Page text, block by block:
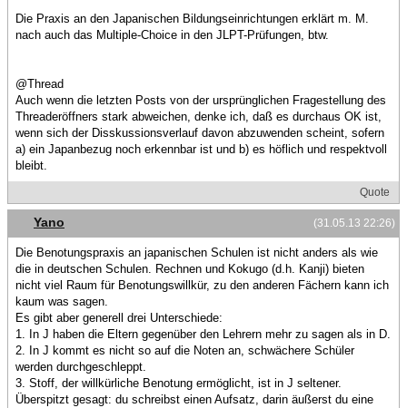
Die Praxis an den Japanischen Bildungseinrichtungen erklärt m. M.
nach auch das Multiple-Choice in den JLPT-Prüfungen, btw.
@Thread
Auch wenn die letzten Posts von der ursprünglichen Fragestellung des
Threaderöffners stark abweichen, denke ich, daß es durchaus OK ist,
wenn sich der Disskussionsverlauf davon abzuwenden scheint, sofern
a) ein Japanbezug noch erkennbar ist und b) es höflich und respektvoll
bleibt.
Quote
(31.05.13 22:26)
Yano
Die Benotungspraxis an japanischen Schulen ist nicht anders als wie
die in deutschen Schulen. Rechnen und Kokugo (d.h. Kanji) bieten
nicht viel Raum für Benotungswillkür, zu den anderen Fächern kann ich
kaum was sagen.
Es gibt aber generell drei Unterschiede:
1. In J haben die Eltern gegenüber den Lehrern mehr zu sagen als in D.
2. In J kommt es nicht so auf die Noten an, schwächere Schüler
werden durchgeschleppt.
3. Stoff, der willkürliche Benotung ermöglicht, ist in J seltener.
Überspitzt gesagt: du schreibst einen Aufsatz, darin äußerst du eine